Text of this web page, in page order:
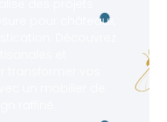
pour châteaux,
et
transformer vos
un mobilier de